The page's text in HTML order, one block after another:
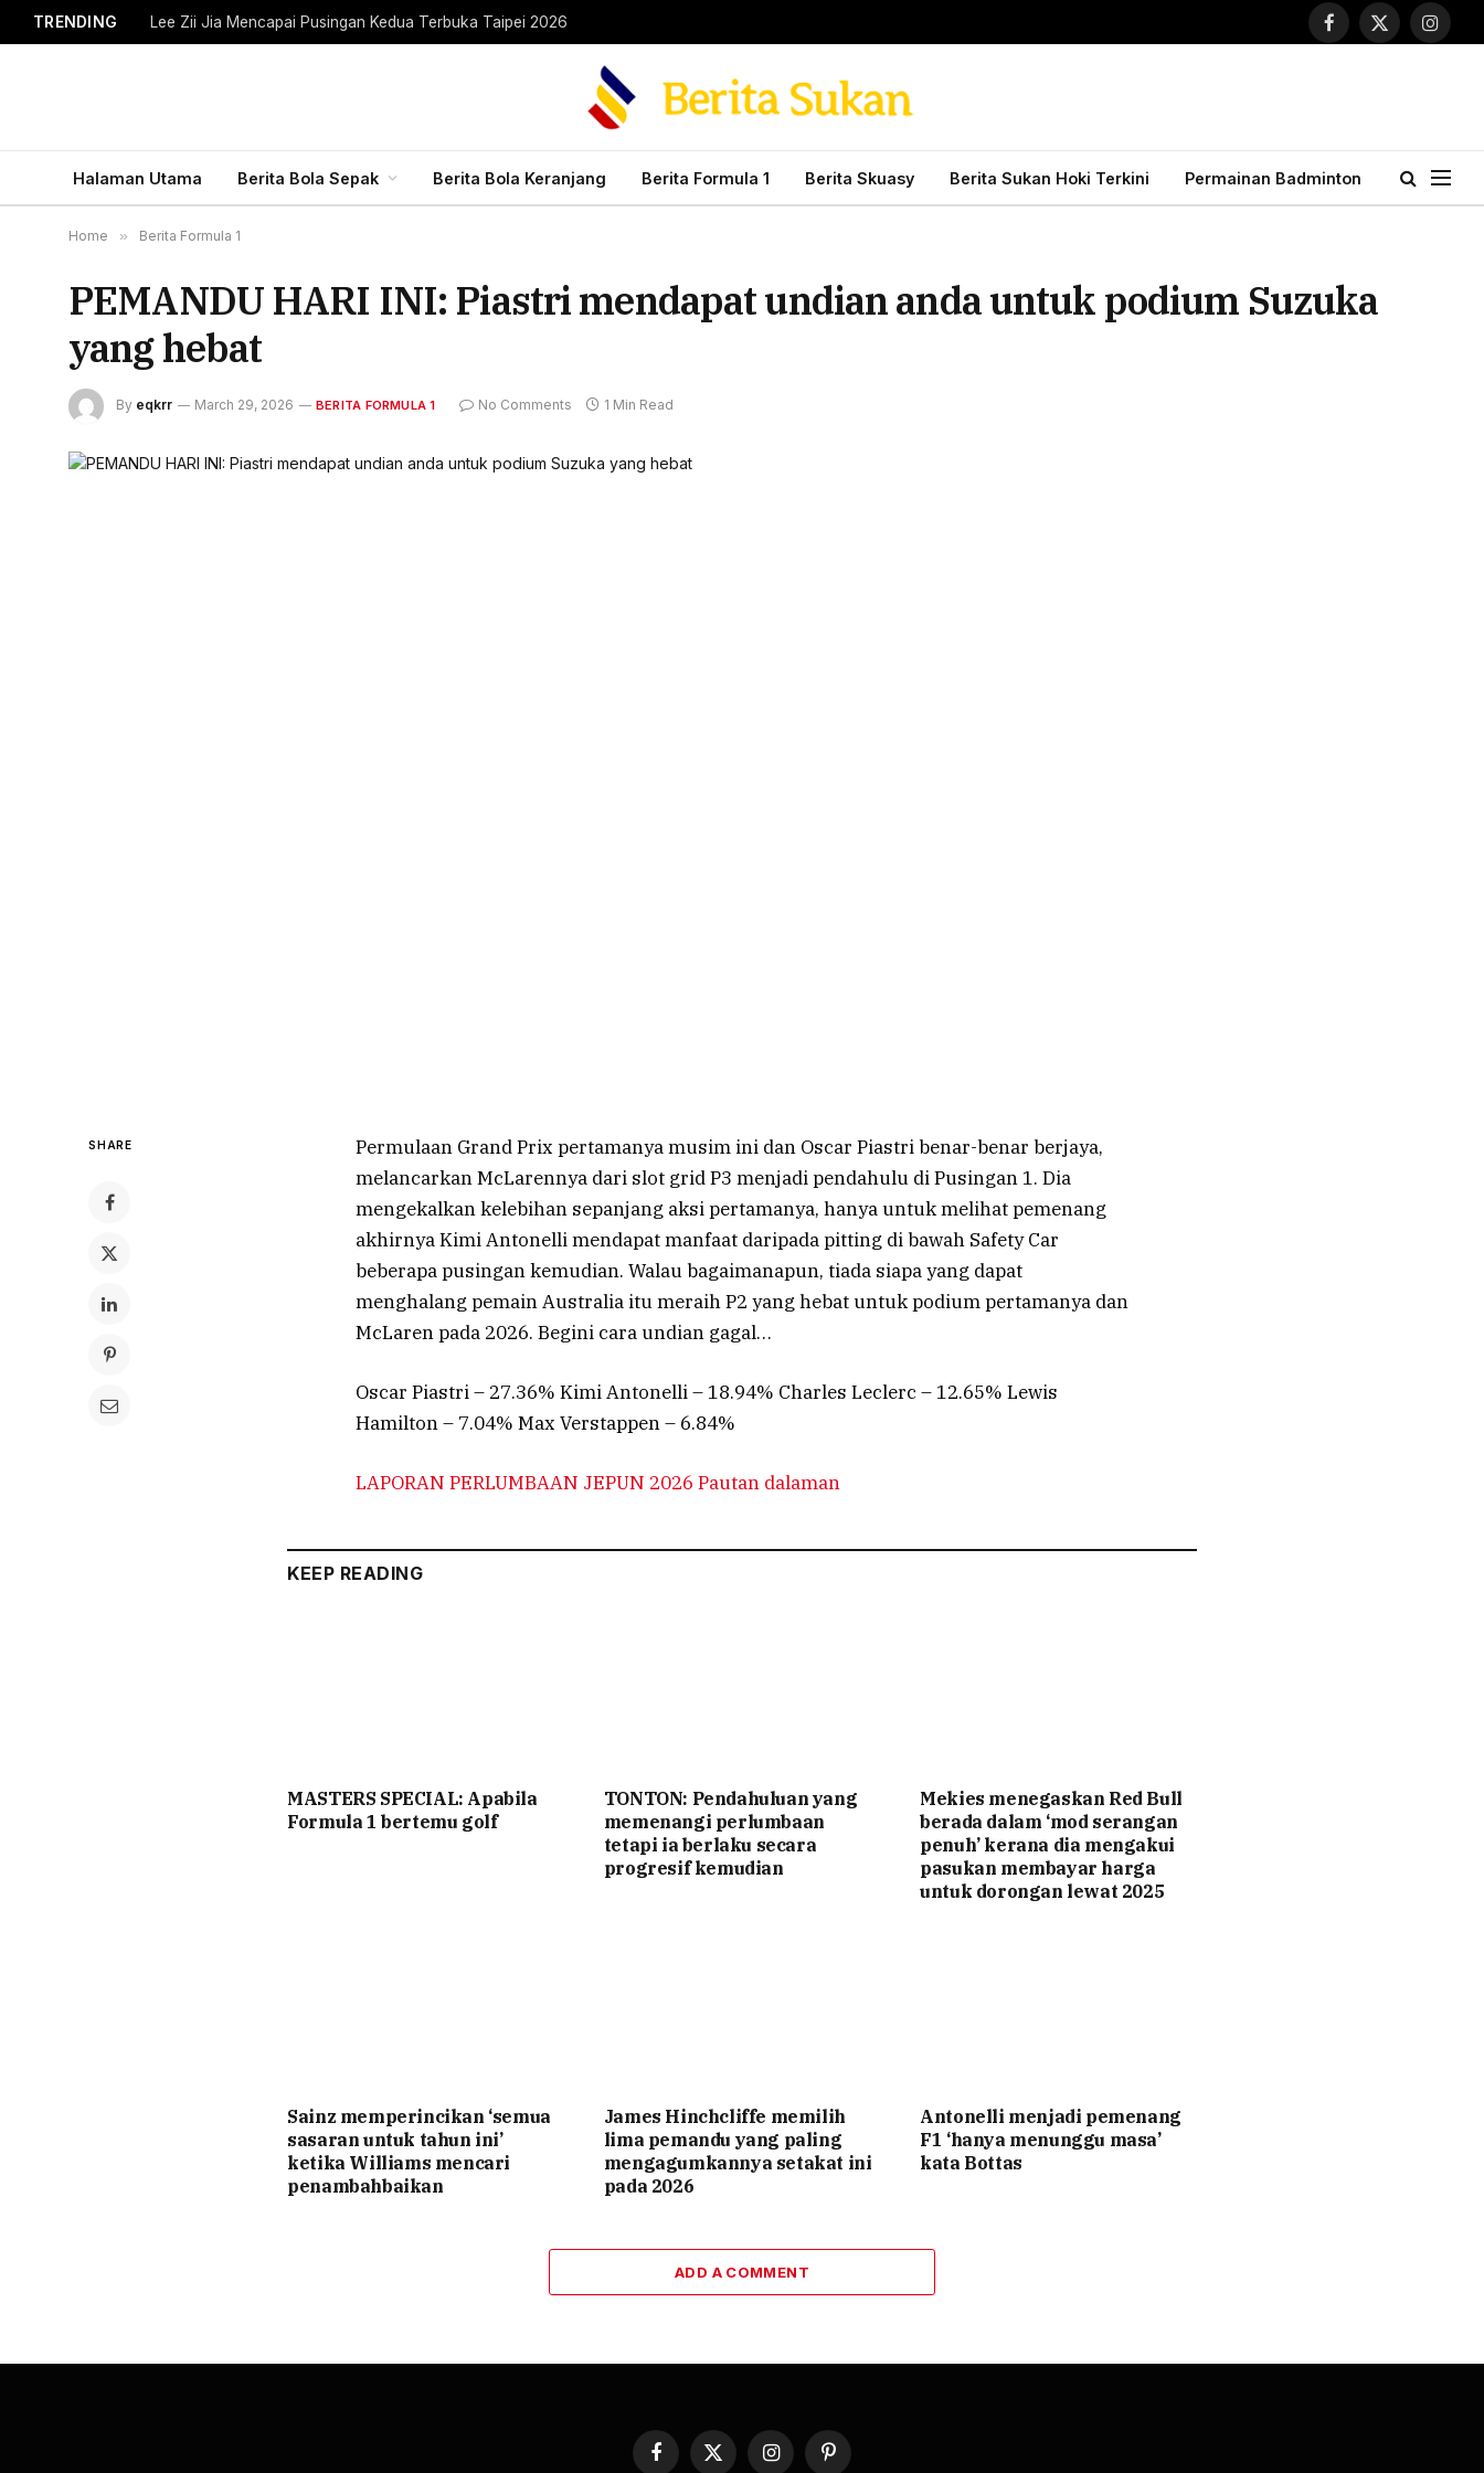
TRENDING Lee Zii Jia Mencapai Pusingan Kedua Terbuka Taipei 2026
Facebook
X
Halaman Utama Berita Bola Sepak Berita Bola Keranjang Berita Formula 1 Berita Skuasy Berita Sukan Hoki Terkini Permainan Badminton
Home » Berita Formula 1
PEMANDU HARI INI: Piastri mendapat undian anda untuk podium Suzuka
yang hebat
By eqkrr March 29, 2026 BERITA FORMULA 1 No Comments 1 Min Read
SHARE
Permulaan Grand Prix pertamanya musim ini dan Oscar Piastri benar-benar berjaya,
melancarkan McLarennya dari slot grid P3 menjadi pendahulu di Pusingan 1. Dia
mengekalkan kelebihan sepanjang aksi pertamanya, hanya untuk melihat pemenang
akhirnya Kimi Antonelli mendapat manfaat daripada pitting di bawah Safety Car
beberapa pusingan kemudian. Walau bagaimanapun, tiada siapa yang dapat
menghalang pemain Australia itu meraih P2 yang hebat untuk podium pertamanya dan
McLaren pada 2026. Begini cara undian gagal…
Oscar Piastri – 27.36% Kimi Antonelli – 18.94% Charles Leclerc – 12.65% Lewis
Hamilton – 7.04% Max Verstappen – 6.84%
LAPORAN PERLUMBAAN JEPUN 2026 Pautan dalaman
KEEP READING
MASTERS SPECIAL: Apabila
Formula 1 bertemu golf
TONTON: Pendahuluan yang
memenangi perlumbaan
tetapi ia berlaku secara
progresif kemudian
Mekies menegaskan Red Bull
berada dalam ‘mod serangan
penuh’ kerana dia mengakui
pasukan membayar harga
untuk dorongan lewat 2025
Sainz memperincikan ‘semua
sasaran untuk tahun ini’
ketika Williams mencari
penambahbaikan
James Hinchcliffe memilih
lima pemandu yang paling
mengagumkannya setakat ini
pada 2026
Antonelli menjadi pemenang
F1 ‘hanya menunggu masa’
kata Bottas
ADD A COMMENT
Facebook
X InstagramPinterest